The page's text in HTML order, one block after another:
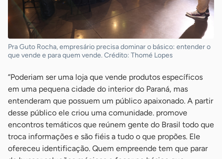
Pra Guto Rocha, empresário precisa dominar o básico: entender o
que vende e para quem vende. Crédito: Thomé Lopes
“Poderiam ser uma loja que vende produtos específicos
em uma pequena cidade do interior do Paraná, mas
entenderam que possuem um público apaixonado. A partir
desse público ele criou uma comunidade. promove
encontros temáticos que reúnem gente do Brasil todo que
troca informações e são fiéis a tudo o que propões. Ele
ofereceu identificação. Quem empreende tem que parar